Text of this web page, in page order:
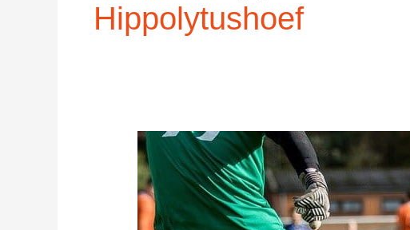
Hippolytushoef